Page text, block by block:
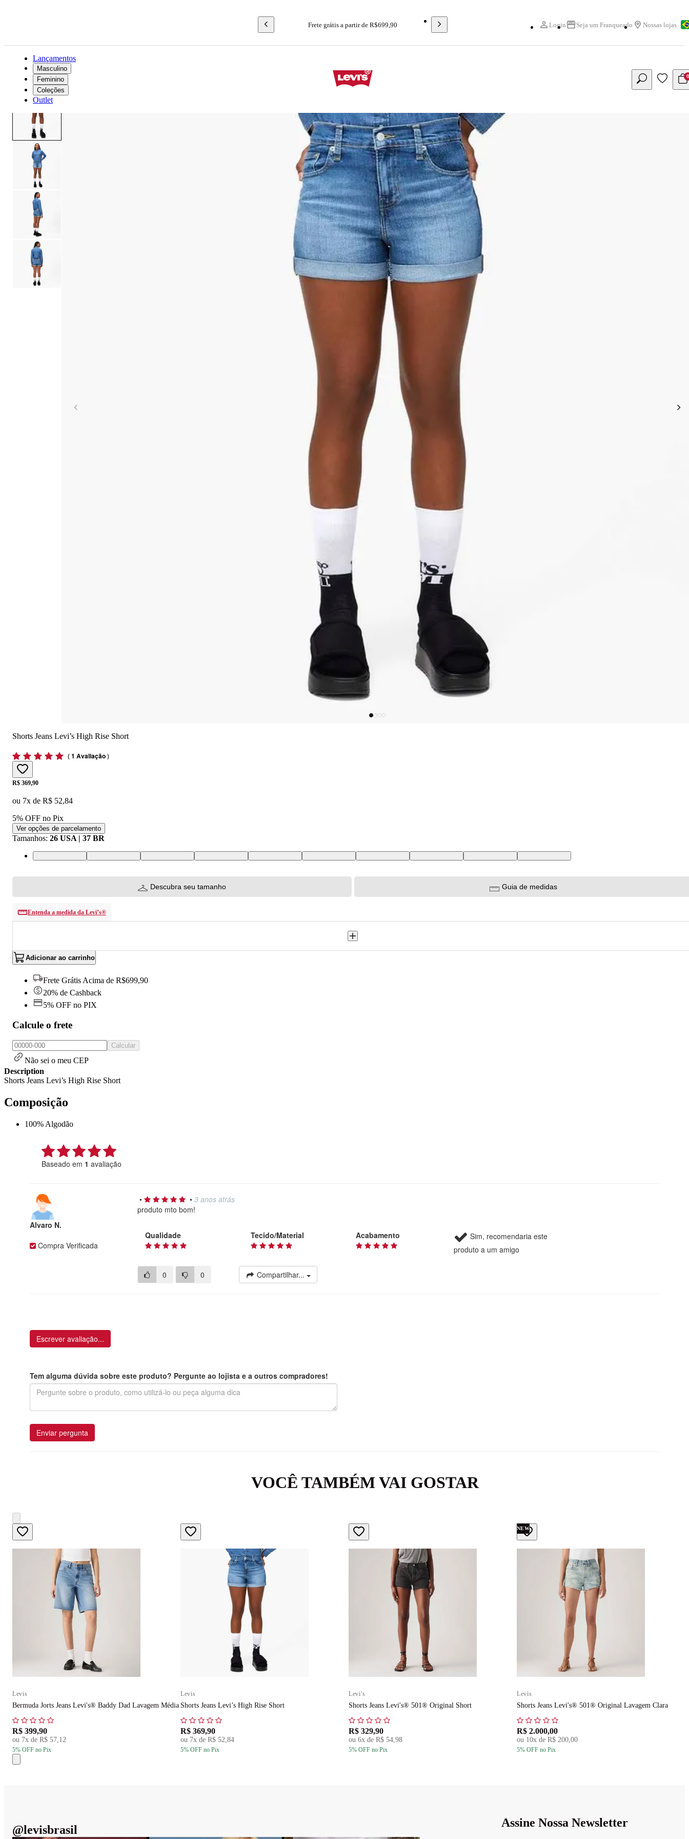
Frete grátis a partir de R$699,90 Login Seja um Franqueado Nossas lojas
Lançamentos
Masculino
Feminino
Coleções
Outlet
0
Feminino
Shorts Jeans Levi’s High Rise Short
(1 Avaliação)
Price:
R$ 369,90
ou 7x de R$ 52,84
5% OFF no Pix
Ver opções de parcelamento
Tamanhos: 26 USA | 37 BR
26 USA | 37 BR34 USA | 46 BR25 USA | 36 BR31 USA | 42 BR32 USA | 43 BR30 USA | 41 BR29 USA | 40 BR33 USA | 44 BR27 USA | 38 BR28 USA | 39 BR
Descubra seu tamanho Guia de medidas
Entenda a medida da Levi’s®
Adicionar ao carrinho
Frete Grátis Acima de R$699,90
20% de Cashback
5% OFF no PIX
Calcule o frete
Calcular
Não sei o meu CEP
Description
Shorts Jeans Levi’s High Rise Short
Composição
100% Algodão
Baseado em 1 avaliação
Alvaro N.
Compra Verificada
• • 3 anos atrás
produto mto bom!
Qualidade Tecido/Material Acabamento
Sim, recomendaria este
produto a um amigo
0 0 Compartilhar...
Escrever avaliação...
Tem alguma dúvida sobre este produto? Pergunte ao lojista e a outros compradores!
Enviar pergunta
VOCÊ TAMBÉM VAI GOSTAR
Levis
Bermuda Jorts Jeans Levi's® Baddy Dad Lavagem Média
R$ 399,90
ou 7x de R$ 57,12
5% OFF no Pix
Levis
Shorts Jeans Levi’s High Rise Short
R$ 369,90
ou 7x de R$ 52,84
5% OFF no Pix
Levi's
Shorts Jeans Levi's® 501® Original Short
R$ 329,90
ou 6x de R$ 54,98
5% OFF no Pix
NEW
Levis
Shorts Jeans Levi's® 501® Original Lavagem Clara
R$ 2.000,00
ou 10x de R$ 200,00
5% OFF no Pix
@levisbrasil
Assine Nossa Newsletter